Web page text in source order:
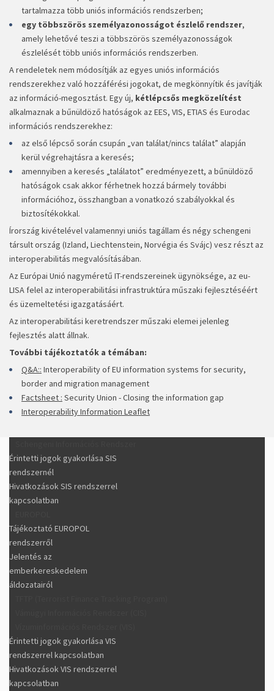
tartalmazza több uniós információs rendszerben;
egy többszörös személyazonosságot észlelő rendszer,
amely lehetővé teszi a többszörös személyazonosságok
észlelését több uniós információs rendszerben.
A rendeletek nem módosítják az egyes uniós információs
rendszerekhez való hozzáférési jogokat, de megkönnyítik és javítják
az információ-megosztást. Egy új, kétlépcsős megközelítést
alkalmaznak a bűnüldöző hatóságok az EES, VIS, ETIAS és Eurodac
információs rendszerekhez:
az első lépcső során csupán „van találat/nincs találat” alapján
kerül végrehajtásra a keresés;
amennyiben a keresés „találatot” eredményezett, a bűnüldöző
hatóságok csak akkor férhetnek hozzá bármely további
információhoz, összhangban a vonatkozó szabályokkal és
biztosítékokkal.
Írország kivételével valamennyi uniós tagállam és négy schengeni
társult ország (Izland, Liechtenstein, Norvégia és Svájc) vesz részt az
interoperabilitás megvalósításában.
Az Európai Unió nagyméretű IT-rendszereinek ügynöksége, az eu-
LISA felel az interoperabilitási infrastruktúra műszaki fejlesztéséért
és üzemeltetési igazgatásáért.
Az interoperabilitási keretrendszer műszaki elemei jelenleg
fejlesztés alatt állnak.
További tájékoztatók a témában:
Q&A:: Interoperability of EU information systems for security,
border and migration management
Factsheet : Security Union - Closing the information gap
Interoperability Information Leaflet
Érintetti jogok gyakorlása SIS
rendszernél
Hivatkozások SIS rendszerrel
kapcsolatban
Tájékoztató EUROPOL
rendszerről
Jelentés az
emberkereskedelem
áldozatairól
Érintetti jogok gyakorlása VIS
rendszerrel kapcsolatban
Hivatkozások VIS rendszerrel
kapcsolatban